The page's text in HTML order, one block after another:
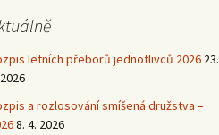
letních přeborů jednotlivců 2026 23.
a rozlosování smíšená družstva –
8. 4. 2026